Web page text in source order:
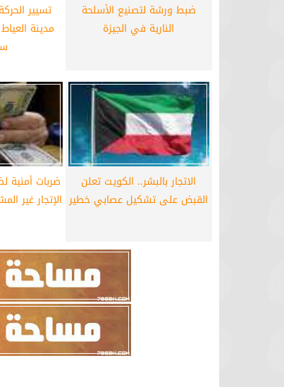
ضبط ورشة لتصنيع الأسلحة
النارية في الجيزة
تسيير
مدينة
الاتجار بالبشر.. الكويت تعلن
القبض على تشكيل عصابي خطير
ضربات أمنية
الإتجار غير